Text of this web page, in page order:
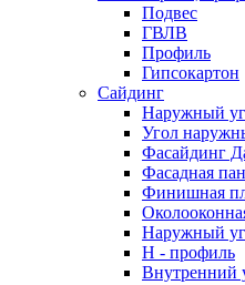
Подвес
ГВЛВ
Профиль
Гипсокартон
Сайдинг
Наружный
Угол
Фасайдинг
Фасадная
Финишная
Наружный
H - профиль
Внутренний